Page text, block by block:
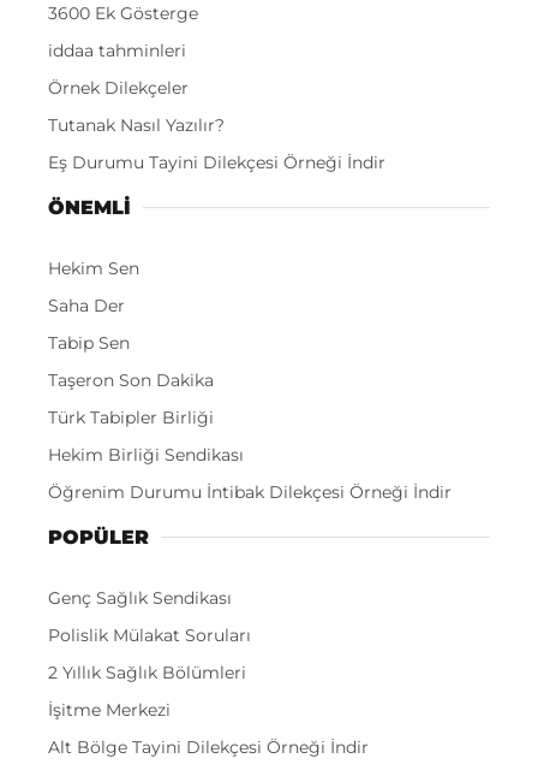
3600 Ek Gösterge
iddaa tahminleri
Örnek Dilekçeler
Tutanak Nasıl Yazılır?
Eş Durumu Tayini Dilekçesi Örneği İndir
ÖNEMLI
Hekim Sen
Saha Der
Tabip Sen
Taşeron Son Dakika
Türk Tabipler Birliği
Hekim Birliği Sendikası
Öğrenim Durumu İntibak Dilekçesi Örneği İndir
POPÜLER
Genç Sağlık Sendikası
Polislik Mülakat Soruları
2 Yıllık Sağlık Bölümleri
İşitme Merkezi
Alt Bölge Tayini Dilekçesi Örneği İndir